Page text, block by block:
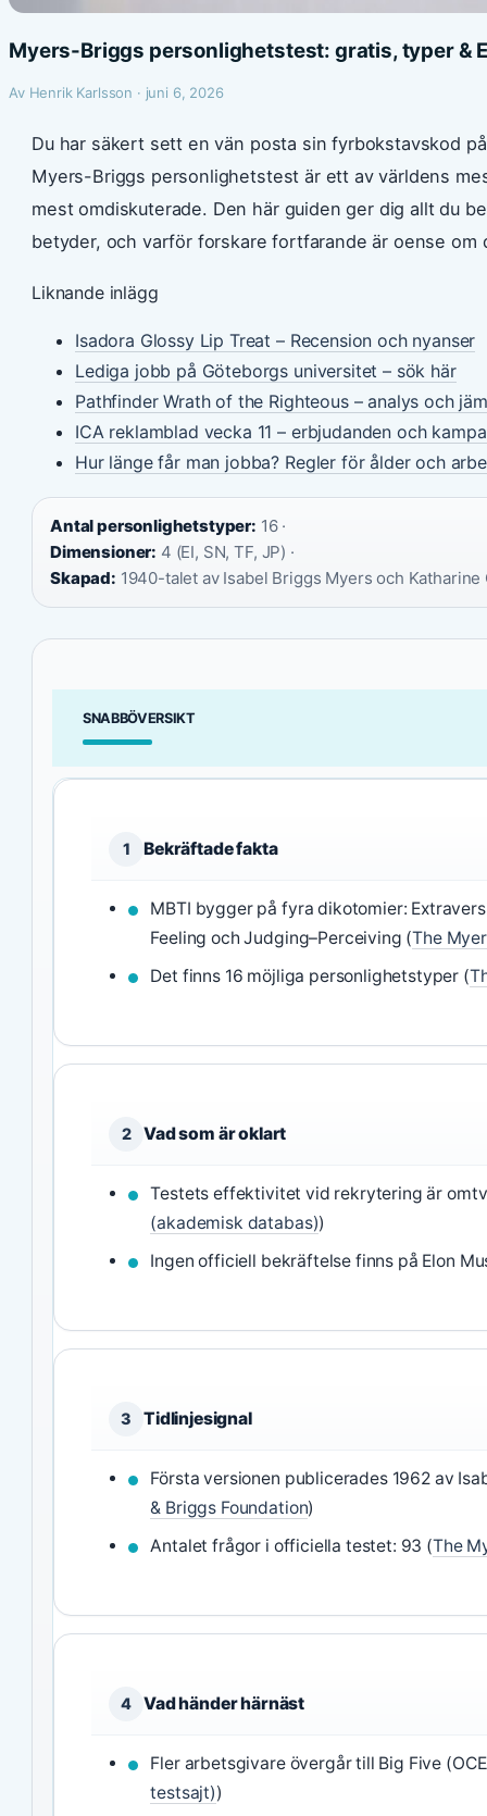
Myers-Briggs personlighetstest: gratis, typer &
Av Henrik Karlsson · juni 6, 2026
Du har säkert sett en vän posta sin fyrbokstavskod
Myers-Briggs personlighetstest är ett av världens
mest omdiskuterade. Den här guiden ger dig allt du
betyder, och varför forskare fortfarande är oense om
Liknande inlägg
Isadora Glossy Lip Treat – Recension och nyanser
Lediga jobb på Göteborgs universitet – sök här
Pathfinder Wrath of the Righteous – analys och
ICA reklamblad vecka 11 – erbjudanden och
Hur länge får man jobba? Regler för ålder och
Antal personlighetstyper: 16 ·
Dimensioner: 4 (EI, SN, TF, JP) ·
Skapad: 1940-talet av Isabel Briggs Myers och Katharine
SNABBÖVERSIKT
1 Bekräftade fakta
MBTI bygger på fyra dikotomier:
Feeling och Judging–Perceiving (The
Det finns 16 möjliga personlighetstyper (
2 Vad som är oklart
Testets effektivitet vid rekrytering är
(akademisk databas))
Ingen officiell bekräftelse finns på Elon
3 Tidlinjesignal
Första versionen publicerades 1962 av
& Briggs Foundation)
Antalet frågor i officiella testet: 93 (The
4 Vad händer härnäst
Fler arbetsgivare övergår till Big Five
testsajt))